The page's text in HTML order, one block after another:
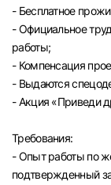
- Бесплатное
- Официальное
работы;
- Компенсация
- Выдаются
- Акция «Приведи
Требования:
- Опыт работы по
подтвержденный